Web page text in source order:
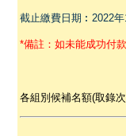
截止繳費日期︰2022年
*備註：如未能成功付
各組別候補名額(取錄